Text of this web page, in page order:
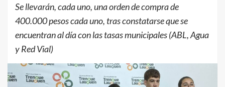
Se llevarán, cada uno, una orden de compra de
400.000 pesos cada uno, tras constatarse que se
encuentran al día con las tasas municipales (ABL, Agua
y Red Vial)